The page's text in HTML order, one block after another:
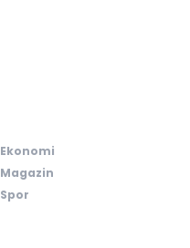
Ekonomi
Magazin
Spor